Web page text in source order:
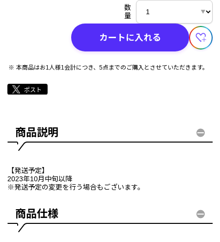
数
量
カートに入れる
本商品はお1人様1会計につき、5点までのご購入とさせていただきます。
商品説明
【発送予定】
2023年10月中旬以降
※発送予定の変更を行う場合もございます。
商品仕様